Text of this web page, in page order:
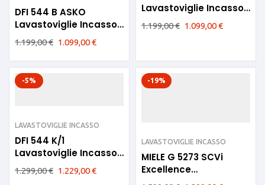
DFI 544 B ASKO
Lavastoviglie Incasso
14 COPERTI A
1.199,00€ 1.099,00€
Lavastoviglie Incasso
A
1.199,00€ 1.099,00€
-5%
LAVASTOVIGLIE INCASSO
DFI 544 K/1
Lavastoviglie Incasso
A
1.299,00€ 1.229,00€
-19%
LAVASTOVIGLIE INCASSO
MIELE G 5273 SCVi
Excellence
Lavastoviglie da